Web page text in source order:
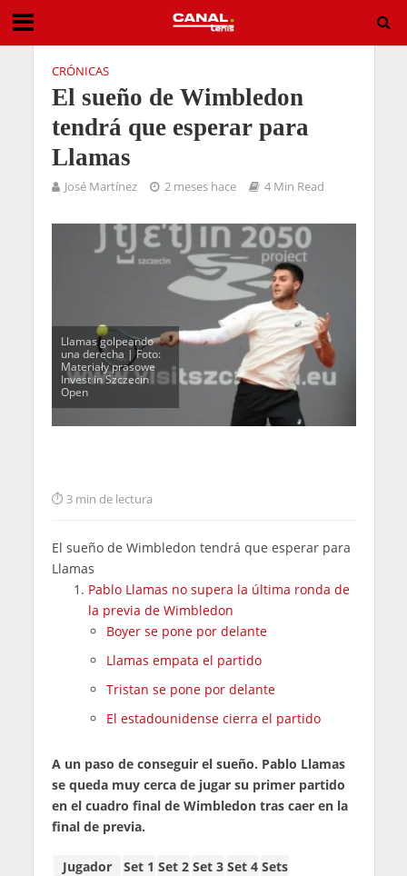
CRÓNICAS
El sueño de Wimbledon
tendrá que esperar para
Llamas
José Martínez 2 meses hace 4 Min Read
Llamas golpeando
una derecha | Foto:
Materiały prasowe
Invest in Szczecin
Open
3 min de lectura
El sueño de Wimbledon tendrá que esperar para
Llamas
Pablo Llamas no supera la última ronda de
la previa de Wimbledon
Boyer se pone por delante
Llamas empata el partido
Tristan se pone por delante
El estadounidense cierra el partido
A un paso de conseguir el sueño. Pablo Llamas
se queda muy cerca de jugar su primer partido
en el cuadro final de Wimbledon tras caer en la
final de previa.
Jugador Set 1 Set 2 Set 3 Set 4 Sets